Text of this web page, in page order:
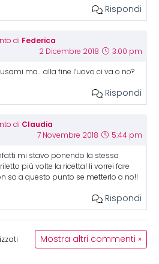
Rispondi
di Federica
2 Dicembre 2018 3:00 pm
ma… alla fine l’uovo ci va o no?
Rispondi
di Claudia
7 Novembre 2018 5:44 pm
mi stavo ponendo la stessa
più volte la ricetta! li vorrei fare
so a questo punto se metterlo o no!!
Rispondi
Mostra altri commenti »